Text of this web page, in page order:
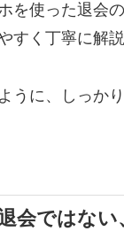
を使った退会
すく丁寧に解説
うに、しっか
会ではな